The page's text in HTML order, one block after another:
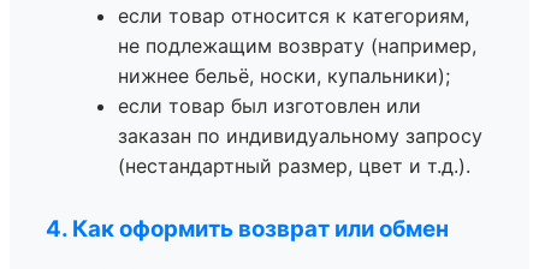
если товар относится к категориям,
не подлежащим возврату (например,
нижнее бельё, носки, купальники);
если товар был изготовлен или
заказан по индивидуальному запросу
(нестандартный размер, цвет и т.д.).
4. Как оформить возврат или обмен